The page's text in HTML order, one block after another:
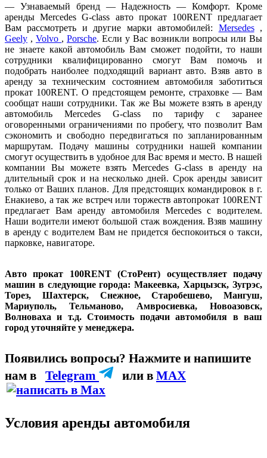
— Узнаваемый бренд — Надежность — Комфорт. Кроме
аренды Mercedes G-class авто прокат 100RENT предлагает
Вам рассмотреть и другие марки автомобилей: Mersedes,
Geely , Volvo , Porsche. Если у Вас возникли вопросы или Вы
не знаете какой автомобиль Вам сможет подойти, то наши
сотрудники квалифицированно смогут Вам помочь и
подобрать наиболее подходящий вариант авто. Взяв авто в
аренду за техническим состоянием автомобиля заботиться
прокат 100RENT. О предстоящем ремонте, страховке — Вам
сообщат наши сотрудники. Так же Вы можете взять в аренду
автомобиль Mercedes G-class по тарифу с заранее
оговоренными ограничениями по пробегу, что позволит Вам
сэкономить и свободно передвигаться по запланированным
маршрутам. Подачу машины сотрудники нашей компании
смогут осуществить в удобное для Вас время и место. В нашей
компании Вы можете взять Mercedes G-class в аренду на
длительный срок и на несколько дней. Срок аренды зависит
только от Ваших планов. Для предстоящих командировок в г.
Енакиево, а так же встреч или торжеств автопрокат 100RENT
предлагает Вам аренду автомобиля Mercedes с водителем.
Наши водители имеют большой стаж вождения. Взяв машину
в аренду с водителем Вам не придется беспокоиться о такси,
парковке, навигаторе.
Авто прокат 100RENT (СтоРент) осуществляет подачу
машин в следующие города: Макеевка, Харцызск, Зугрэс,
Торез, Шахтерск, Снежное, Старобешево, Мангуш,
Мариуполь, Тельманово, Амвросиевка, Новоазовск,
Волноваха и т.д. Стоимость подачи автомобиля в ваш
город уточняйте у менеджера.
Появились вопросы? Нажмите и напишите
нам в Telegram или в MAX
Условия аренды автомобиля